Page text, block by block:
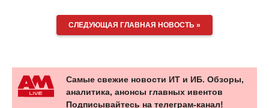
СЛЕДУЮЩАЯ ГЛАВНАЯ НОВОСТЬ »
Самые свежие новости ИТ и ИБ. Обзоры,
аналитика, анонсы главных ивентов
Подписывайтесь на телеграм-канал!